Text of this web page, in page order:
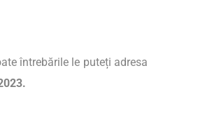
întrebările le puteți adresa